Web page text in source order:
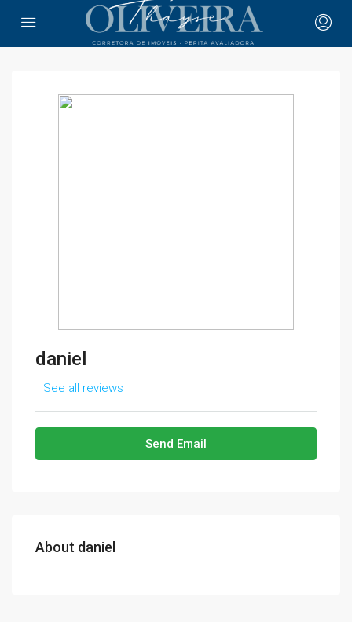
daniel
See all reviews
Send Email
About daniel